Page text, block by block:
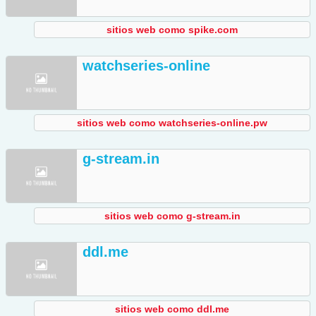
sitios web como spike.com
watchseries-online
sitios web como watchseries-online.pw
g-stream.in
sitios web como g-stream.in
ddl.me
sitios web como ddl.me